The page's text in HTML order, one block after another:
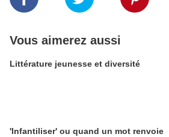
Vous aimerez aussi
Littérature jeunesse et diversité
'Infantiliser' ou quand un mot renvoie